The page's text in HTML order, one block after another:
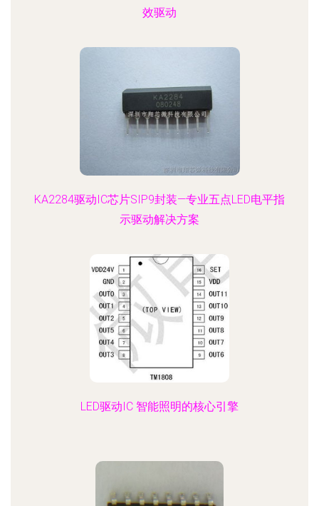
效驱动
KA2284驱动IC芯片SIP9封装—专业五点LED电平指
示驱动解决方案
LED驱动IC 智能照明的核心引擎